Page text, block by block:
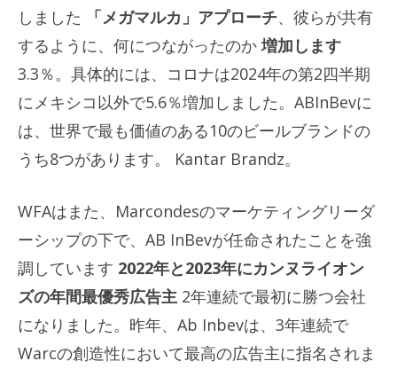
しました
「メガマルカ」アプローチ、彼らが共有
するように、何につながったのか 増加します
3.3％。具体的には、コロナは2024年の第2四半期
にメキシコ以外で5.6％増加しました。ABInBevに
は、世界で最も価値のある10のビールブランドの
うち8つがあります。 Kantar Brandz。
WFAはまた、Marcondesのマーケティングリーダ
ーシップの下で、AB InBevが任命されたことを強
調しています 2022年と2023年にカンヌライオン
ズの年間最優秀広告主 2年連続で最初に勝つ会社
になりました。昨年、Ab Inbevは、3年連続で
Warcの創造性において最高の広告主に指名されま